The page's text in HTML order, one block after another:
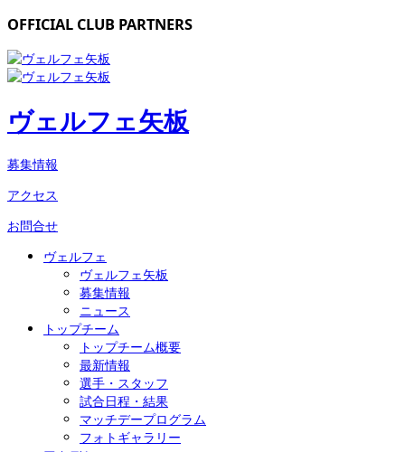
OFFICIAL CLUB PARTNERS
ヴェルフェ矢板
募集情報
アクセス
お問合せ
ヴェルフェ
ヴェルフェ矢板
募集情報
ニュース
トップチーム
トップチーム概要
最新情報
選手・スタッフ
試合日程・結果
マッチデープログラム
フォトギャラリー